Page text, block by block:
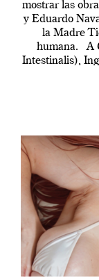
mostrar las
y Eduardo
la Madre
humana. A
Intestinalis),